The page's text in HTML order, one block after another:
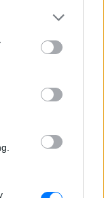
ότι η